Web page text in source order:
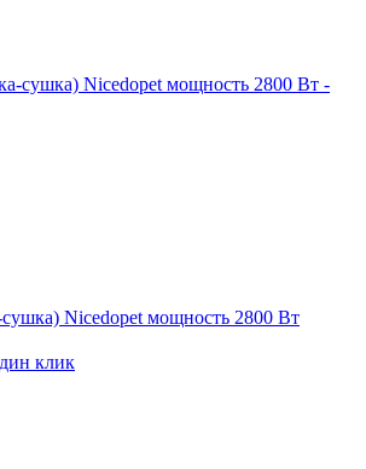
Nicedopet мощность 2800 Вт
клик